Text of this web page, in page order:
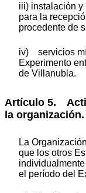
iii) instalación y
para la
procedente de
iv) servicios
Experimento
de Villanubla.
Artículo 5.
la organización.
La
que los otros
el período del